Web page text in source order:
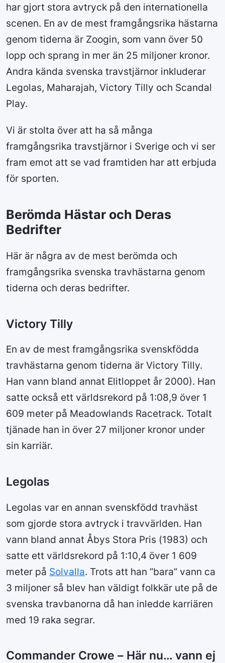
har gjort stora avtryck på den internationella
scenen. En av de mest framgångsrika hästarna
genom tiderna är Zoogin, som vann över 50
lopp och sprang in mer än 25 miljoner kronor.
Andra kända svenska travstjärnor inkluderar
Legolas, Maharajah, Victory Tilly och Scandal
Play.
Vi är stolta över att ha så många
framgångsrika travstjärnor i Sverige och vi ser
fram emot att se vad framtiden har att erbjuda
för sporten.
Berömda Hästar och Deras
Bedrifter
Här är några av de mest berömda och
framgångsrika svenska travhästarna genom
tiderna och deras bedrifter.
Victory Tilly
En av de mest framgångsrika svenskfödda
travhästarna genom tiderna är Victory Tilly.
Han vann bland annat Elitloppet år 2000). Han
satte också ett världsrekord på 1:08,9 över 1
609 meter på Meadowlands Racetrack. Totalt
tjänade han in över 27 miljoner kronor under
sin karriär.
Legolas
Legolas var en annan svenskfödd travhäst
som gjorde stora avtryck i travvärlden. Han
vann bland annat Åbys Stora Pris (1983) och
satte ett världsrekord på 1:10,4 över 1 609
meter på Solvalla. Trots att han ”bara” vann ca
3 miljoner så blev han väldigt folkkär ute på de
svenska travbanorna då han inledde karriären
med 19 raka segrar.
Commander Crowe – Här nu… vann ej